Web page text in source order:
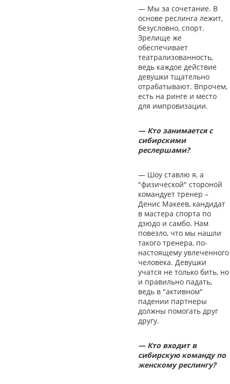
— Мы за сочетание. В
основе реслинга лежит,
безусловно, спорт.
Зрелище же
обеспечивает
театрализованность,
ведь каждое действие
девушки тщательно
отрабатывают. Впрочем,
есть на ринге и место
для импровизации.
— Кто занимается с
сибирскими
реслершами?
— Шоу ставлю я, а
"физической" стороной
командует тренер –
Денис Макеев, кандидат
в мастера спорта по
дзюдо и самбо. Нам
повезло, что мы нашли
такого тренера, по-
настоящему увлеченного
человека. Девушки
учатся не только бить, но
и правильно падать,
ведь в "активном"
падении партнеры
должны помогать друг
другу.
— Кто входит в
сибирскую команду по
женскому реслингу?